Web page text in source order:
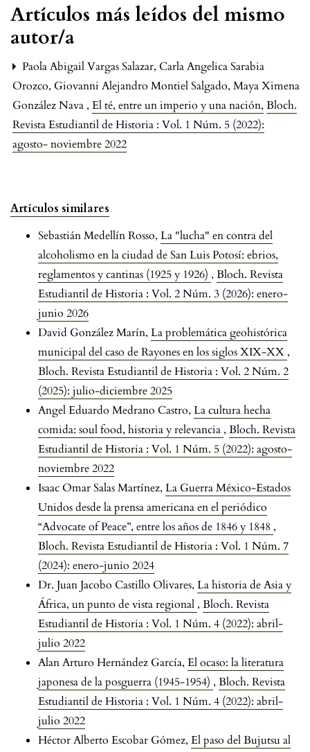
Artículos más leídos del mismo
autor/a
Paola Abigail Vargas Salazar, Carla Angelica Sarabia
Orozco, Giovanni Alejandro Montiel Salgado, Maya Ximena
González Nava , El té, entre un imperio y una nación, Bloch.
Revista Estudiantil de Historia : Vol. 1 Núm. 5 (2022):
agosto- noviembre 2022
Artículos similares
Sebastián Medellín Rosso, La "lucha" en contra del
alcoholismo en la ciudad de San Luis Potosí: ebrios,
reglamentos y cantinas (1925 y 1926) , Bloch. Revista
Estudiantil de Historia : Vol. 2 Núm. 3 (2026): enero-
junio 2026
David González Marín, La problemática geohistórica
municipal del caso de Rayones en los siglos XIX-XX ,
Bloch. Revista Estudiantil de Historia : Vol. 2 Núm. 2
(2025): julio-diciembre 2025
Angel Eduardo Medrano Castro, La cultura hecha
comida: soul food, historia y relevancia , Bloch. Revista
Estudiantil de Historia : Vol. 1 Núm. 5 (2022): agosto-
noviembre 2022
Isaac Omar Salas Martínez, La Guerra México-Estados
Unidos desde la prensa americana en el periódico
“Advocate of Peace”, entre los años de 1846 y 1848 ,
Bloch. Revista Estudiantil de Historia : Vol. 1 Núm. 7
(2024): enero-junio 2024
Dr. Juan Jacobo Castillo Olivares, La historia de Asia y
África, un punto de vista regional , Bloch. Revista
Estudiantil de Historia : Vol. 1 Núm. 4 (2022): abril-
julio 2022
Alan Arturo Hernández García, El ocaso: la literatura
japonesa de la posguerra (1945-1954) , Bloch. Revista
Estudiantil de Historia : Vol. 1 Núm. 4 (2022): abril-
julio 2022
Héctor Alberto Escobar Gómez, El paso del Bujutsu al